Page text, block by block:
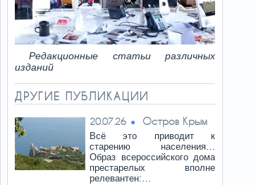
Редакционные статьи различных
изданий
ДРУГИЕ ПУБЛИКАЦИИ
20.07.26 Остров Крым
Всё это приводит к
старению населения…
Образ всероссийского дома
престарелых вполне
релевантен:…